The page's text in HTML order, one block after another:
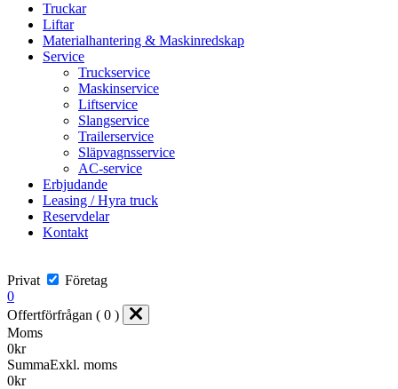
Truckar
Liftar
Materialhantering & Maskinredskap
Service
Truckservice
Maskinservice
Liftservice
Slangservice
Trailerservice
Släpvagnsservice
AC-service
Erbjudande
Leasing / Hyra truck
Reservdelar
Kontakt
Privat
Företag
0
Offertförfrågan ( 0 )
Moms
0kr
SummaExkl. moms
0kr